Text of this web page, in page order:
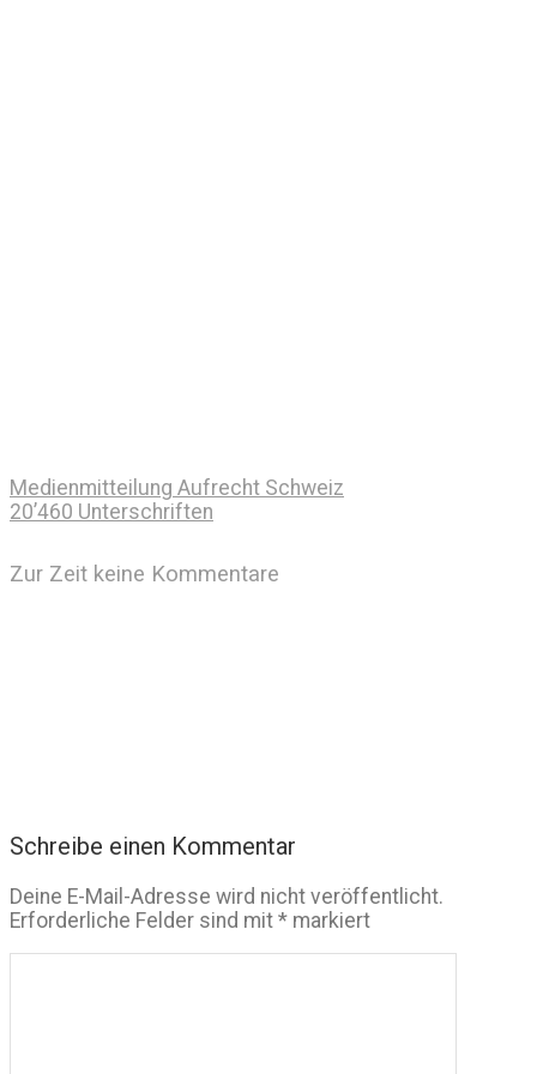
Medienmitteilung Aufrecht Schweiz
20’460 Unterschriften
Zur Zeit keine Kommentare
Schreibe einen Kommentar
Deine E-Mail-Adresse wird nicht veröffentlicht.
Erforderliche Felder sind mit * markiert